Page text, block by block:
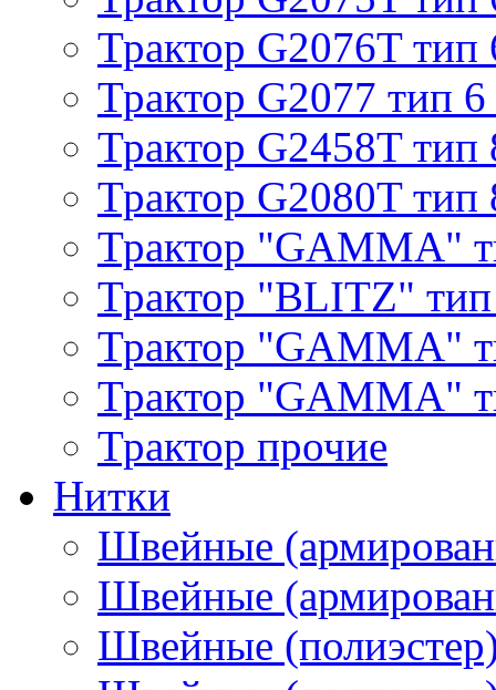
Трактор G2076T тип
Трактор G2077 тип 6
Трактор G2458T тип
Трактор G2080T тип
Трактор "GAMMA"
Трактор "BLITZ"
Трактор "GAMMA"
Трактор "GAMMA"
Трактор прочие
Нитки
Швейные
Швейные
Швейные